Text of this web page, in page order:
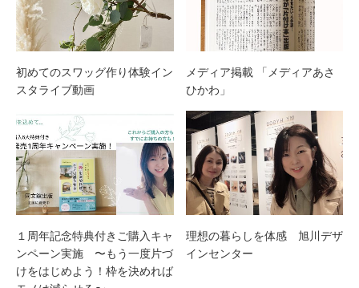
初めてのスワッグ作り体験イン
スタライブ動画
メディア掲載 「メディアあさ
ひかわ」
１周年記念特典付きご購入キャ
ンペーン実施 〜もう一度片づ
けをはじめよう！枠を決めれば
理想の暮らしを体感 旭川デザ
インセンター